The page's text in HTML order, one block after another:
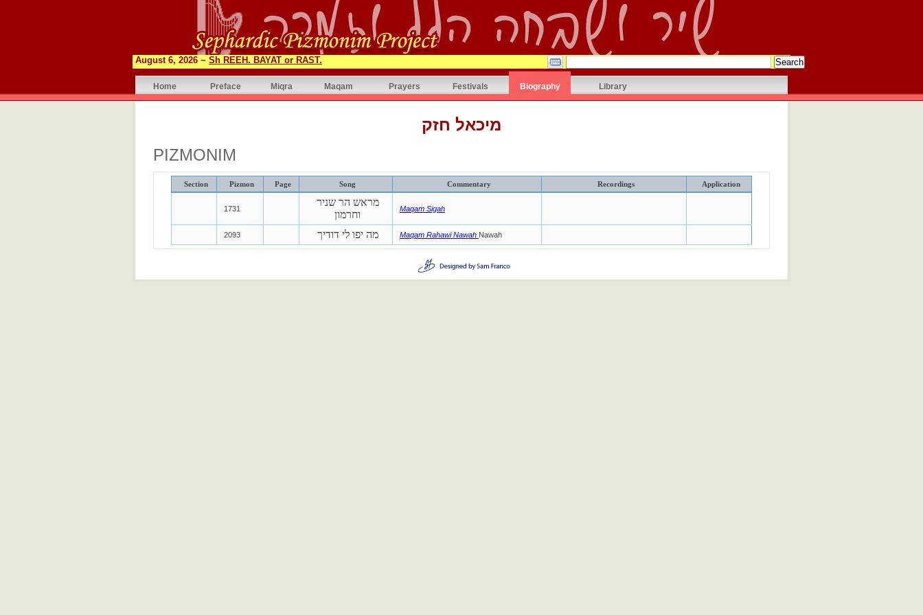
August 6, 2026 ~ Sh REEH. BAYAT or RAST.
Home Preface Miqra Maqam Prayers Festivals Biography Library
מיכאל חזק
PIZMONIM
Section Pizmon Page Song Commentary Recordings Application
1731
מראש הר שניר
וחרמון
Maqam Sigah
2093 מה יפו לי דודיך Maqam Rahawi Nawah Nawah